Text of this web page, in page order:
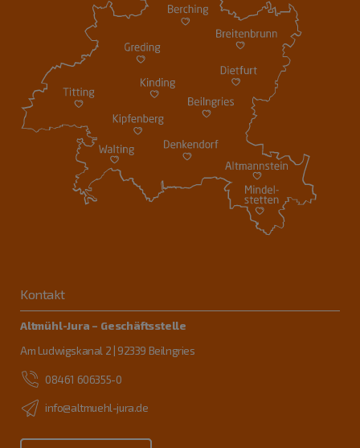
Kontakt
Altmühl-Jura – Geschäftsstelle
Am Ludwigskanal 2 | 92339 Beilngries
08461 606355-0
info@altmuehl-jura.de